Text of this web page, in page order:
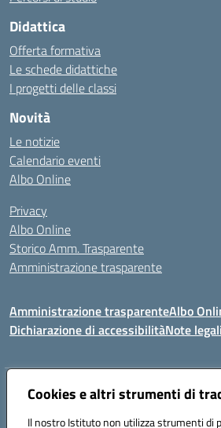
Cookies e altri strumenti di
Il nostro Istituto non utilizza strumenti di
Didattica
Offerta formativa
Le schede didattiche
I progetti delle classi
Novità
Le notizie
Calendario eventi
Albo Online
Privacy
Albo Online
Storico Amm. Trasparente
Amministrazione trasparente
Amministrazione trasparenteAlbo
Dichiarazione di accessibilitàNote legali
Indirizzo:Via Mastelloni - Viale Colombo
Posta elettronica certificata (PEC):